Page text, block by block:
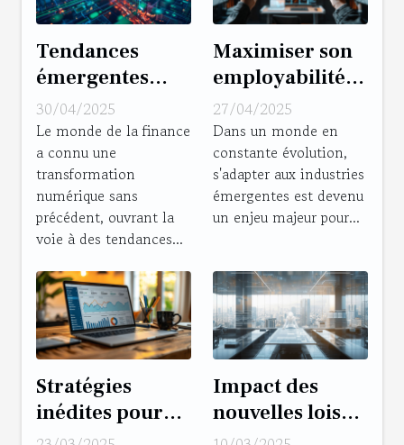
Tendances
émergentes
dans le secteur
de la fintech et
opportunités de
carrière
30/04/2025
Le monde de la finance
a connu une
transformation
numérique sans
précédent, ouvrant la
voie à des tendances...
Maximiser son
employabilité
dans les
industries
émergentes
tendances et
compétences
clés
27/04/2025
Dans un monde en
constante évolution,
s'adapter aux industries
émergentes est devenu
un enjeu majeur pour...
Stratégies
inédites pour
optimiser la
Impact des
nouvelles lois
sur le télétravail